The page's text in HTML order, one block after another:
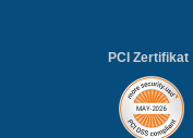
PCI Zertifikat